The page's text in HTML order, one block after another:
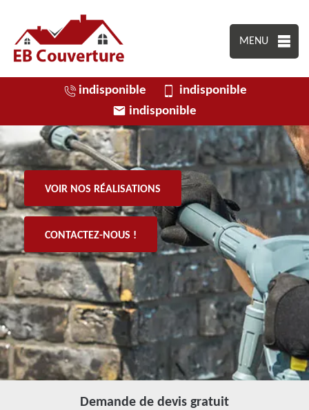
MENU
indisponible
indisponible
indisponible
VOIR NOS RÉALISATIONS
CONTACTEZ-NOUS !
Demande de devis gratuit